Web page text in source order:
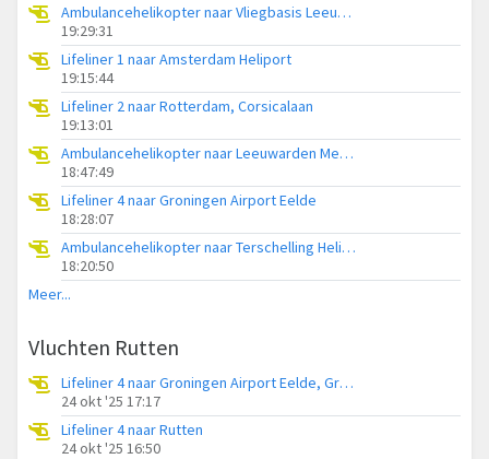
Ambulancehelikopter naar Vliegbasis Leeuwarden
19:29:31
Lifeliner 1 naar Amsterdam Heliport
19:15:44
Lifeliner 2 naar Rotterdam, Corsicalaan
19:13:01
Ambulancehelikopter naar Leeuwarden Medical Center Heliport
18:47:49
Lifeliner 4 naar Groningen Airport Eelde
18:28:07
Ambulancehelikopter naar Terschelling Heliport
18:20:50
Meer...
Vluchten Rutten
Lifeliner 4 naar Groningen Airport Eelde, Grietenijdijk
24 okt '25 17:17
Lifeliner 4 naar Rutten
24 okt '25 16:50